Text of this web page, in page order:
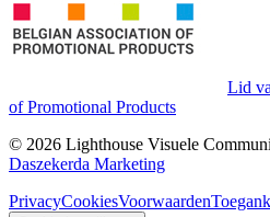
Lid
of Promotional Products
© 2026 Lighthouse Visuele
Daszekerda Marketing
PrivacyCookiesVoorwaarden